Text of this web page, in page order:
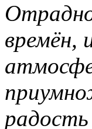
времён,